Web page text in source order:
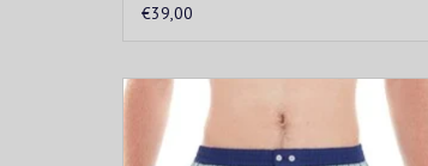
€39,00
Blauw en groen geruit patroon. De
tailleband is blauw.
TOEVOEGEN AAN WINKELWAGEN